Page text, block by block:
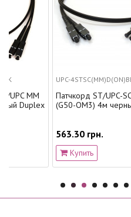
UPC-4STSC(MM)D(ON)BK
Патчкорд ST/UPC-SC/UPC MM
(G50-OM3) 4м черный Duplex
563.30 грн.